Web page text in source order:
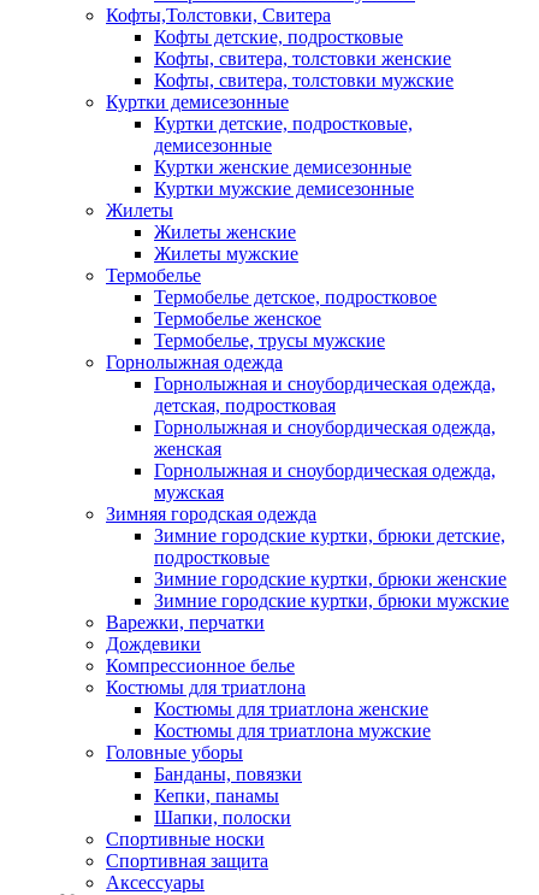
Кофты,Толстовки, Свитера
Кофты детские, подростковые
Кофты, свитера, толстовки женские
Кофты, свитера, толстовки мужские
Куртки демисезонные
Куртки детские, подростковые,
демисезонные
Куртки женские демисезонные
Куртки мужские демисезонные
Жилеты
Жилеты женские
Жилеты мужские
Термобелье
Термобелье детское, подростковое
Термобелье женское
Термобелье, трусы мужские
Горнолыжная одежда
Горнолыжная и сноубордическая одежда,
детская, подростковая
Горнолыжная и сноубордическая одежда,
женская
Горнолыжная и сноубордическая одежда,
мужская
Зимняя городская одежда
Зимние городские куртки, брюки детские,
подростковые
Зимние городские куртки, брюки женские
Зимние городские куртки, брюки мужские
Варежки, перчатки
Дождевики
Компрессионное белье
Костюмы для триатлона
Костюмы для триатлона женские
Костюмы для триатлона мужские
Головные уборы
Банданы, повязки
Кепки, панамы
Шапки, полоски
Спортивные носки
Спортивная защита
Аксессуары